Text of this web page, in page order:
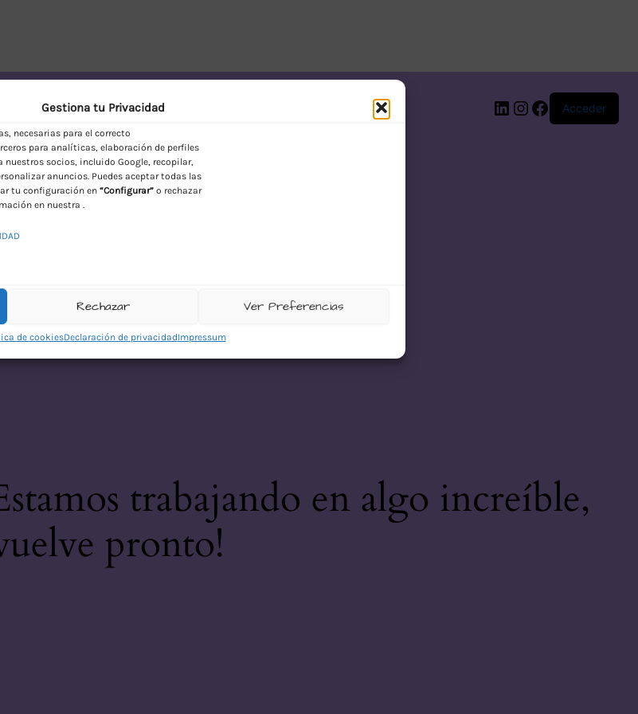
Gestiona tu Privacidad
necesarias para el correcto
para analíticas, elaboración de perfiles
socios, incluido Google, recopilar,
anuncios. Puedes aceptar todas las
tu configuración en “Configurar” o rechazar
en nuestra .
Rechazar Ver Preferencias
de cookiesDeclaración de privacidadImpressum
en España
LinkedIn
Instagram
Facebook
Acceder
trabajando en algo increíble,
pronto!